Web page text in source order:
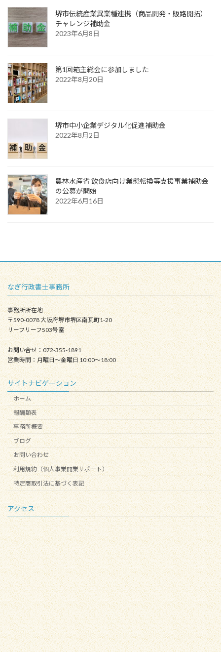
堺市伝統産業異業種連携（商品開発・販路開拓）
チャレンジ補助金
2023年6月8日
第1回箱主総会に参加しました
2022年8月20日
堺市中小企業デジタル化促進補助金
2022年8月2日
農林水産省 飲食店向け業態転換等支援事業補助金
の公募が開始
2022年6月16日
なぎ行政書士事務所
事務所所在地
〒590-0078 大阪府堺市堺区南瓦町1-20
リーフリーフ503号室
お問い合せ：072-355-1891
営業時間：月曜日〜金曜日 10:00～18:00
サイトナビゲーション
ホーム
報酬額表
事務所概要
ブログ
お問い合わせ
利用規約（個人事業開業サポート）
特定商取引法に基づく表記
アクセス